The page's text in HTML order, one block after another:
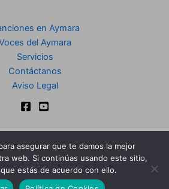
en Aymara
del Aymara
Servicios
Contáctanos
Aviso Legal
© 2024 | Club de Aymara
asegurar que te damos la mejor
web. Si continúas usando este sitio,
estás de acuerdo con ello.